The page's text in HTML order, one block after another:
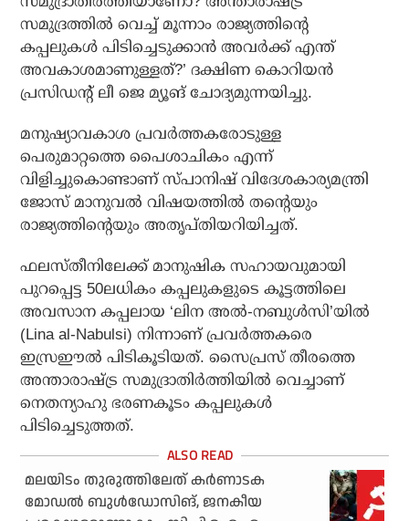
സമുദ്രത്തില്‍ വെച്ച് മൂന്നാം രാജ്യത്തിന്റെ
കപ്പലുകള്‍ പിടിച്ചെടുക്കാന്‍ അവര്‍ക്ക് എന്ത്
അവകാശമാണുള്ളത്?’ ദക്ഷിണ കൊറിയന്‍
പ്രസിഡന്റ് ലീ ജെ മ്യൂങ് ചോദ്യമുന്നയിച്ചു.
മനുഷ്യാവകാശ പ്രവര്‍ത്തകരോടുള്ള
പെരുമാറ്റത്തെ പൈശാചികം എന്ന്
വിളിച്ചുകൊണ്ടാണ് സ്പാനിഷ് വിദേശകാര്യമന്ത്രി
ജോസ് മാനുവല്‍ വിഷയത്തില്‍ തന്റെയും
രാജ്യത്തിന്റെയും അതൃപ്തിയറിയിച്ചത്.
ഫലസ്തീനിലേക്ക് മാനുഷിക സഹായവുമായി
പുറപ്പെട്ട 50ലധികം കപ്പലുകളുടെ കൂട്ടത്തിലെ
അവസാന കപ്പലായ ‘ലിന അല്‍-നബുള്‍സി’യില്‍
(Lina al-Nabulsi) നിന്നാണ് പ്രവര്‍ത്തകരെ
ഇസ്രഈല്‍ പിടികൂടിയത്. സൈപ്രസ് തീരത്തെ
അന്താരാഷ്ട്ര സമുദ്രാതിര്‍ത്തിയില്‍ വെച്ചാണ്
നെതന്യാഹു ഭരണകൂടം കപ്പലുകള്‍
പിടിച്ചെടുത്തത്.
മലയിടം തുരുത്തിലേത് കർണാടക
മോഡൽ ബുൾഡോസിങ്, ജനകീയ